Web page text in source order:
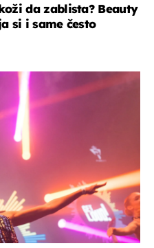
da zablista? Beauty
si i same često